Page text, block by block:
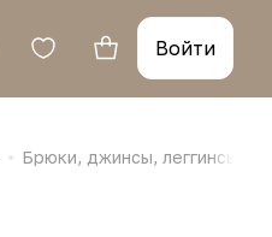
Войти
Брюки, джинсы, леггинсы,